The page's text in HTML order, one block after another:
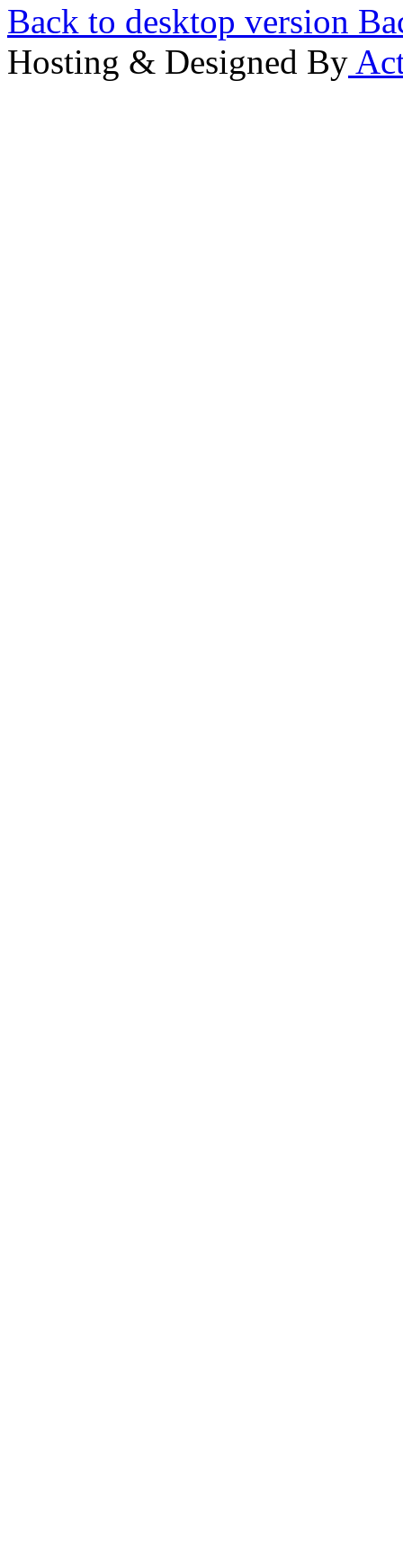
Back to desktop version
Hosting & Designed By